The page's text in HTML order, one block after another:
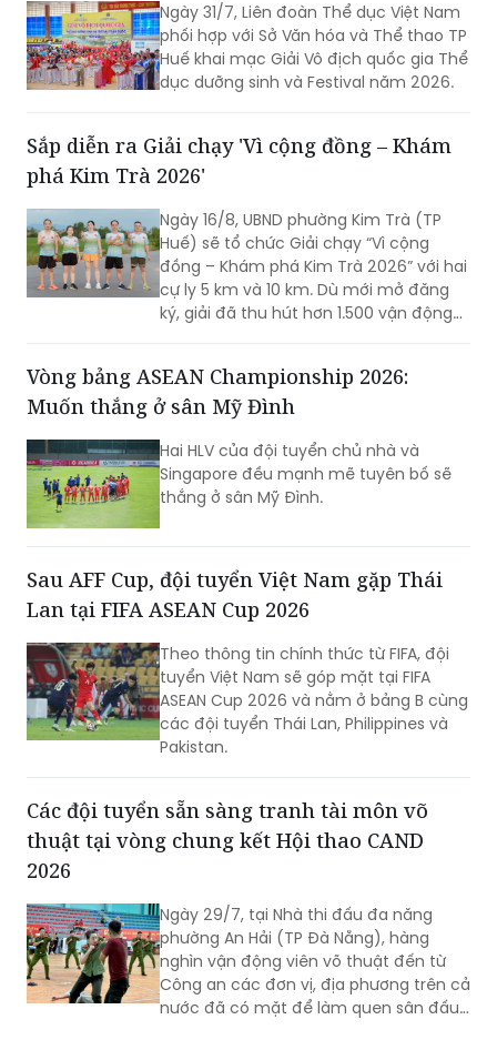
Ngày 31/7, Liên đoàn Thể dục Việt Nam
phối hợp với Sở Văn hóa và Thể thao TP
Huế khai mạc Giải Vô địch quốc gia Thể
dục dưỡng sinh và Festival năm 2026.
Sắp diễn ra Giải chạy 'Vì cộng đồng – Khám
phá Kim Trà 2026'
Ngày 16/8, UBND phường Kim Trà (TP
Huế) sẽ tổ chức Giải chạy “Vì cộng
đồng – Khám phá Kim Trà 2026” với hai
cự ly 5 km và 10 km. Dù mới mở đăng
ký, giải đã thu hút hơn 1.500 vận động
thể thao mang đậm bản sắc quê
hương.
Vòng bảng ASEAN Championship 2026:
Muốn thắng ở sân Mỹ Đình
Hai HLV của đội tuyển chủ nhà và
Singapore đều mạnh mẽ tuyên bố sẽ
thắng ở sân Mỹ Đình.
Sau AFF Cup, đội tuyển Việt Nam gặp Thái
Lan tại FIFA ASEAN Cup 2026
Theo thông tin chính thức từ FIFA, đội
tuyển Việt Nam sẽ góp mặt tại FIFA
ASEAN Cup 2026 và nằm ở bảng B cùng
các đội tuyển Thái Lan, Philippines và
Pakistan.
Các đội tuyển sẵn sàng tranh tài môn võ
thuật tại vòng chung kết Hội thao CAND
2026
Ngày 29/7, tại Nhà thi đấu đa năng
phường An Hải (TP Đà Nẵng), hàng
nghìn vận động viên võ thuật đến từ
Công an các đơn vị, địa phương trên cả
nước đã có mặt để làm quen sân đấu,